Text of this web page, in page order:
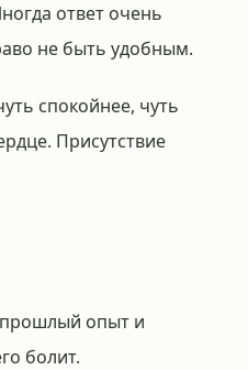
ответ очень
не быть удобным.
спокойнее, чуть
Присутствие
прошлый опыт и
болит.